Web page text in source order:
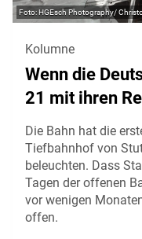
HGEsch Photography/
Kolumne
Wenn die
21 mit ihren
Die Bahn hat die
Tiefbahnhof von
beleuchten. Dass
Tagen der offenen
vor wenigen
offen.